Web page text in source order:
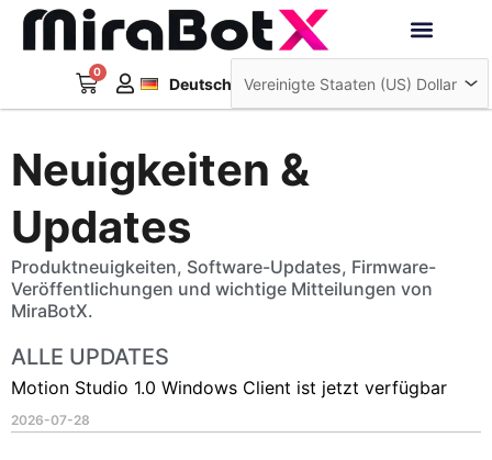
Zum
0
WarenkorbDeutsch
Français
日本語
Neuigkeiten &
Updates
Produktneuigkeiten, Software-Updates, Firmware-
Veröffentlichungen und wichtige Mitteilungen von
MiraBotX.
ALLE UPDATES
Motion Studio 1.0 Windows Client ist jetzt verfügbar
2026-07-28
SeiteSeite